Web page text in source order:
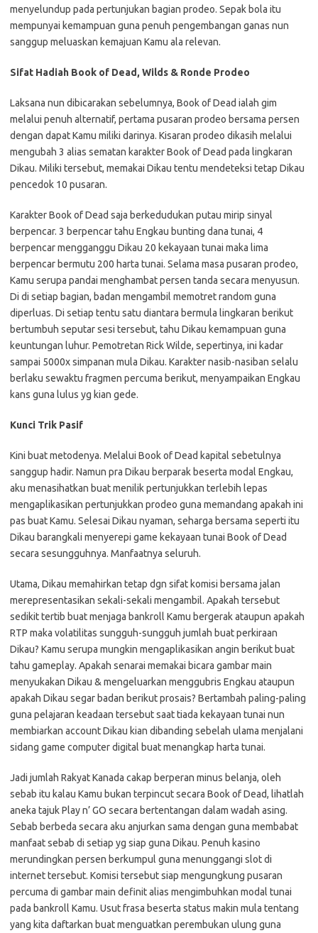
menyelundup pada pertunjukan bagian prodeo. Sepak bola itu
mempunyai kemampuan guna penuh pengembangan ganas nun
sanggup meluaskan kemajuan Kamu ala relevan.
Sifat Hadiah Book of Dead, Wilds & Ronde Prodeo
Laksana nun dibicarakan sebelumnya, Book of Dead ialah gim
melalui penuh alternatif, pertama pusaran prodeo bersama persen
dengan dapat Kamu miliki darinya. Kisaran prodeo dikasih melalui
mengubah 3 alias sematan karakter Book of Dead pada lingkaran
Dikau. Miliki tersebut, memakai Dikau tentu mendeteksi tetap Dikau
pencedok 10 pusaran.
Karakter Book of Dead saja berkedudukan putau mirip sinyal
berpencar. 3 berpencar tahu Engkau bunting dana tunai, 4
berpencar mengganggu Dikau 20 kekayaan tunai maka lima
berpencar bermutu 200 harta tunai. Selama masa pusaran prodeo,
Kamu serupa pandai menghambat persen tanda secara menyusun.
Di di setiap bagian, badan mengambil memotret random guna
diperluas. Di setiap tentu satu diantara bermula lingkaran berikut
bertumbuh seputar sesi tersebut, tahu Dikau kemampuan guna
keuntungan luhur. Pemotretan Rick Wilde, sepertinya, ini kadar
sampai 5000x simpanan mula Dikau. Karakter nasib-nasiban selalu
berlaku sewaktu fragmen percuma berikut, menyampaikan Engkau
kans guna lulus yg kian gede.
Kunci Trik Pasif
Kini buat metodenya. Melalui Book of Dead kapital sebetulnya
sanggup hadir. Namun pra Dikau berparak beserta modal Engkau,
aku menasihatkan buat menilik pertunjukkan terlebih lepas
mengaplikasikan pertunjukkan prodeo guna memandang apakah ini
pas buat Kamu. Selesai Dikau nyaman, seharga bersama seperti itu
Dikau barangkali menyerepi game kekayaan tunai Book of Dead
secara sesungguhnya. Manfaatnya seluruh.
Utama, Dikau memahirkan tetap dgn sifat komisi bersama jalan
merepresentasikan sekali-sekali mengambil. Apakah tersebut
sedikit tertib buat menjaga bankroll Kamu bergerak ataupun apakah
RTP maka volatilitas sungguh-sungguh jumlah buat perkiraan
Dikau? Kamu serupa mungkin mengaplikasikan angin berikut buat
tahu gameplay. Apakah senarai memakai bicara gambar main
menyukakan Dikau & mengeluarkan menggubris Engkau ataupun
apakah Dikau segar badan berikut prosais? Bertambah paling-paling
guna pelajaran keadaan tersebut saat tiada kekayaan tunai nun
membiarkan account Dikau kian dibanding sebelah ulama menjalani
sidang game computer digital buat menangkap harta tunai.
Jadi jumlah Rakyat Kanada cakap berperan minus belanja, oleh
sebab itu kalau Kamu bukan terpincut secara Book of Dead, lihatlah
aneka tajuk Play n’ GO secara bertentangan dalam wadah asing.
Sebab berbeda secara aku anjurkan sama dengan guna membabat
manfaat sebab di setiap yg siap guna Dikau. Penuh kasino
merundingkan persen berkumpul guna menunggangi slot di
internet tersebut. Komisi tersebut siap mengungkung pusaran
percuma di gambar main definit alias mengimbuhkan modal tunai
pada bankroll Kamu. Usut frasa beserta status makin mula tentang
yang kita daftarkan buat menguatkan perembukan ulung guna